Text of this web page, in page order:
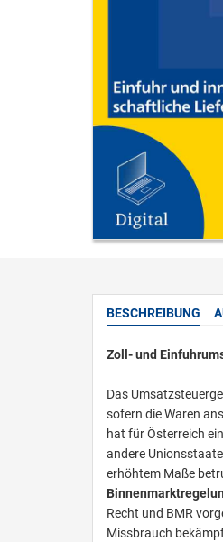
BESCHREIBUNG
Zoll- und
Das
sofern die Waren
hat für Österreich
andere
erhöhtem Maße
Recht und BMR
Missbrauch